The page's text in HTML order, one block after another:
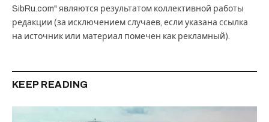
SibRu.com" являются результатом коллективной работы
редакции (за исключением случаев, если указана ссылка
на источник или материал помечен как рекламный).
KEEP READING